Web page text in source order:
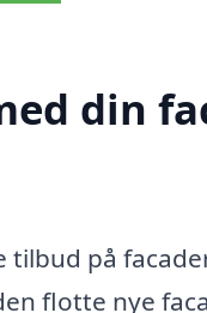
din
tilbud på
flotte nye